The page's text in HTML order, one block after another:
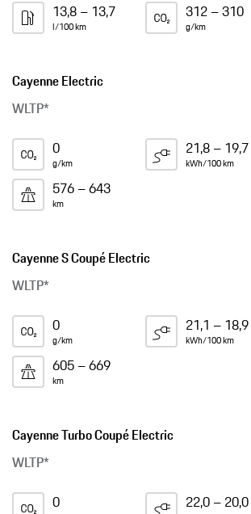
13,8 – 13,7
l/100 km
312 – 310
g/km
Cayenne Electric
WLTP*
0
g/km
21,8 – 19,7
kWh/100 km
576 – 643
km
Cayenne S Coupé Electric
WLTP*
0
g/km
21,1 – 18,9
kWh/100 km
605 – 669
km
Cayenne Turbo Coupé Electric
WLTP*
0 22,0 – 20,0